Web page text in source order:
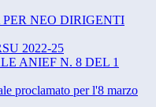
NEO DIRIGENTI
2022-25
ANIEF N. 8 DEL 1
proclamato per l'8 marzo